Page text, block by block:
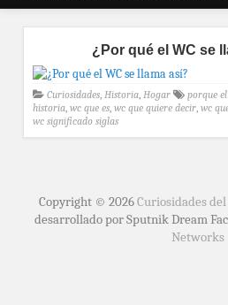
¿Por qué el WC se
Curiosidades, Historia, Hogar porque
historia, wc que es, wc que quiere decir, wc
wc significado siglas
Copyright © 2026Curiosidades
desarrollado por Sputnik Dream
Networks